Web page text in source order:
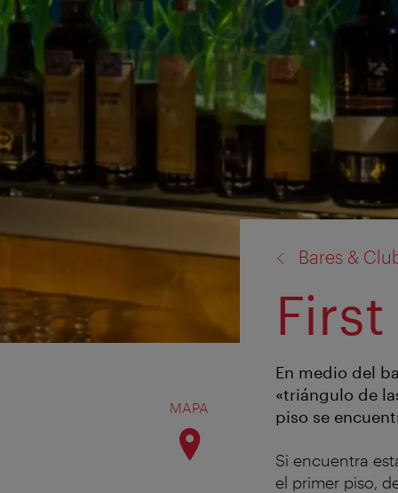
MAPA
Bares &
En medio del
«triángulo de
piso se
Si encuentra
el primer piso,